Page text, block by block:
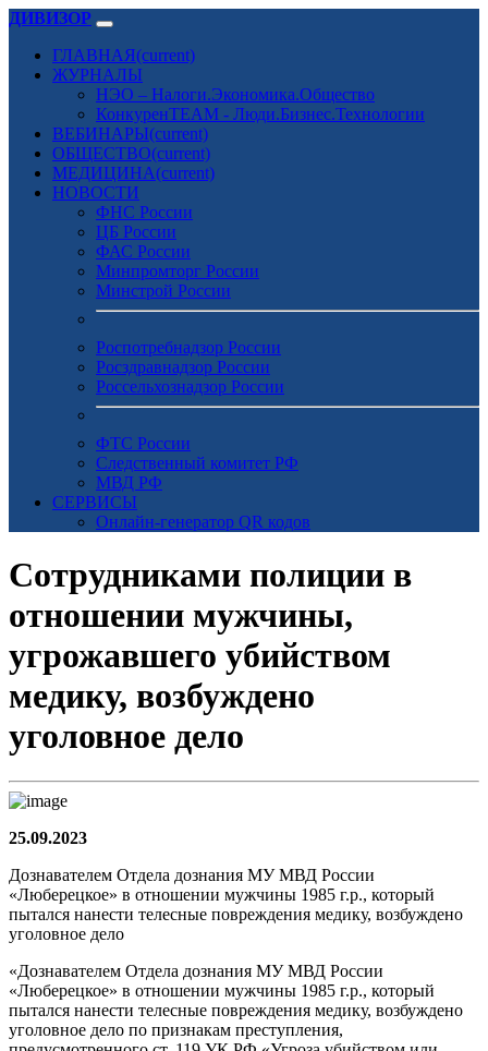
ДИВИЗОР
ГЛАВНАЯ(current)
ЖУРНАЛЫ
НЭО – Налоги.Экономика.Общество
КонкуренTEAM - Люди.Бизнес.Технологии
ВЕБИНАРЫ(current)
ОБЩЕСТВО(current)
МЕДИЦИНА(current)
НОВОСТИ
ФНС России
ЦБ России
ФАС России
Минпромторг России
Минстрой России
Роспотребнадзор России
Росздравнадзор России
Россельхознадзор России
ФТС России
Следственный комитет РФ
МВД РФ
СЕРВИСЫ
Онлайн-генератор QR кодов
Сотрудниками полиции в
отношении мужчины,
угрожавшего убийством
медику, возбуждено
уголовное дело
25.09.2023
Дознавателем Отдела дознания МУ МВД России
«Люберецкое» в отношении мужчины 1985 г.р., который
пытался нанести телесные повреждения медику, возбуждено
уголовное дело
«Дознавателем Отдела дознания МУ МВД России
«Люберецкое» в отношении мужчины 1985 г.р., который
пытался нанести телесные повреждения медику, возбуждено
уголовное дело по признакам преступления,